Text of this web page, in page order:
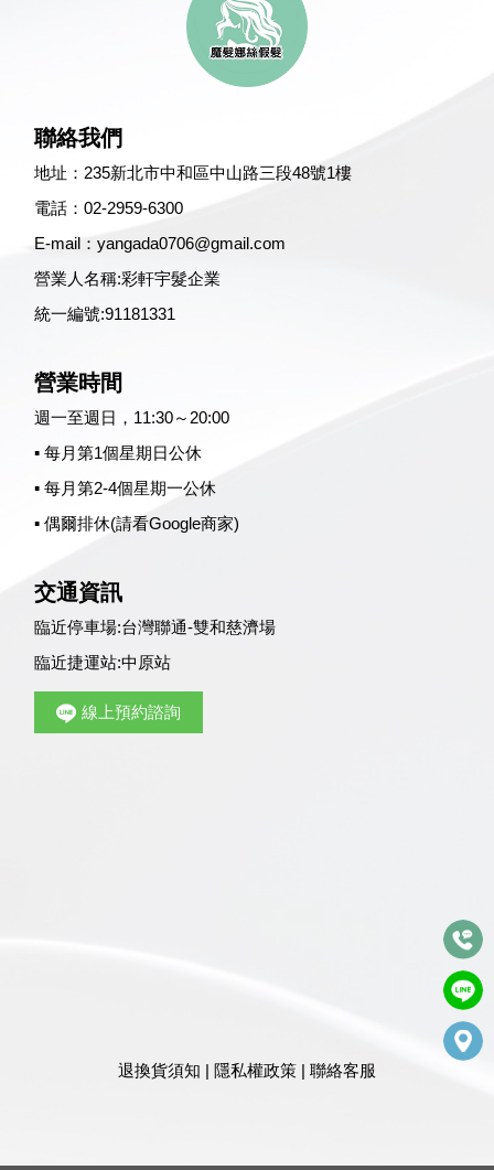
聯絡我們
地址：235新北市中和區中山路三段48號1樓
電話：02-2959-6300
E-mail：yangada0706@gmail.com
營業人名稱:彩軒宇髮企業
統一編號:91181331
營業時間
週一至週日，11:30～20:00
▪ 每月第1個星期日公休
▪ 每月第2-4個星期一公休
▪ 偶爾排休(請看Google商家)
交通資訊
臨近停車場:台灣聯通-雙和慈濟場
臨近捷運站:中原站
線上預約諮詢
退換貨須知 隱私權政策 聯絡客服